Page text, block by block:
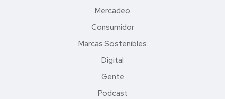
Mercadeo
Consumidor
Marcas Sostenibles
Digital
Gente
Podcast